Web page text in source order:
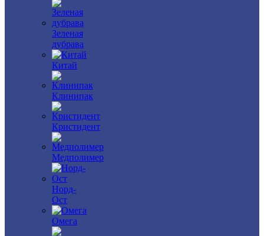
Зеленая
дубрава
Китай
Клинипак
Кристидент
Медполимер
Норд-
Ост
Омега